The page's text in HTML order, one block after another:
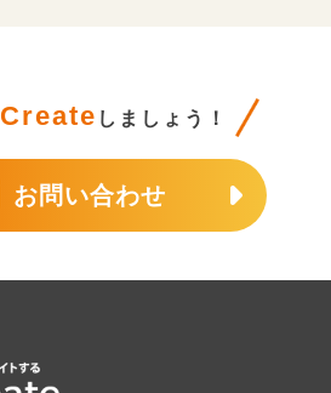
Create しましょう！
お問い合わせ